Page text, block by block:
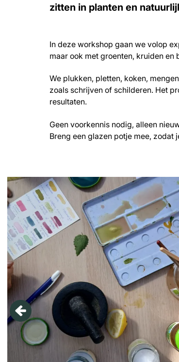
zitten in planten en
In deze workshop gaan we volop
maar ook met groenten, kruiden en
We plukken, pletten, koken,
zoals schrijven of schilderen. Het
resultaten.
Geen voorkennis nodig, alleen
Breng een glazen potje mee, zodat
Overslaan